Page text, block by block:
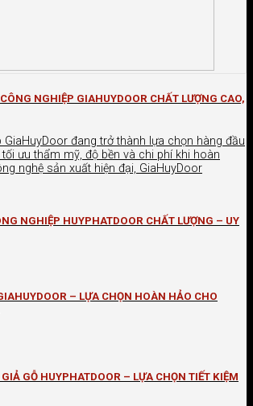
NGHIỆP GIAHUYDOOR CHẤT LƯỢNG CAO,
GiaHuyDoor đang trở thành lựa chọn hàng đầu
ưu thẩm mỹ, độ bền và chi phí khi hoàn
nghệ sản xuất hiện đại, GiaHuyDoor
NGHIỆP HUYPHATDOOR CHẤT LƯỢNG – UY
– LỰA CHỌN HOÀN HẢO CHO
GỖ HUYPHATDOOR – LỰA CHỌN TIẾT KIỆM